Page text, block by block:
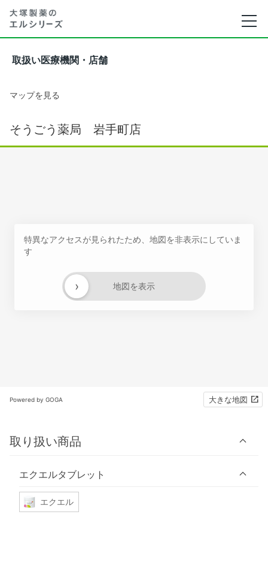
取扱い医療機関・店舗
マップを見る
そうごう薬局 岩手町店
特異なアクセスが見られたため、地図を非表示にしていま
す
地図を表示
›
Powered by GOGA 大きな地図
取り扱い商品
エクエルタブレット
エクエル